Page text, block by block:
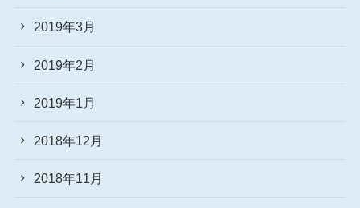
2019年3月
2019年2月
2019年1月
2018年12月
2018年11月